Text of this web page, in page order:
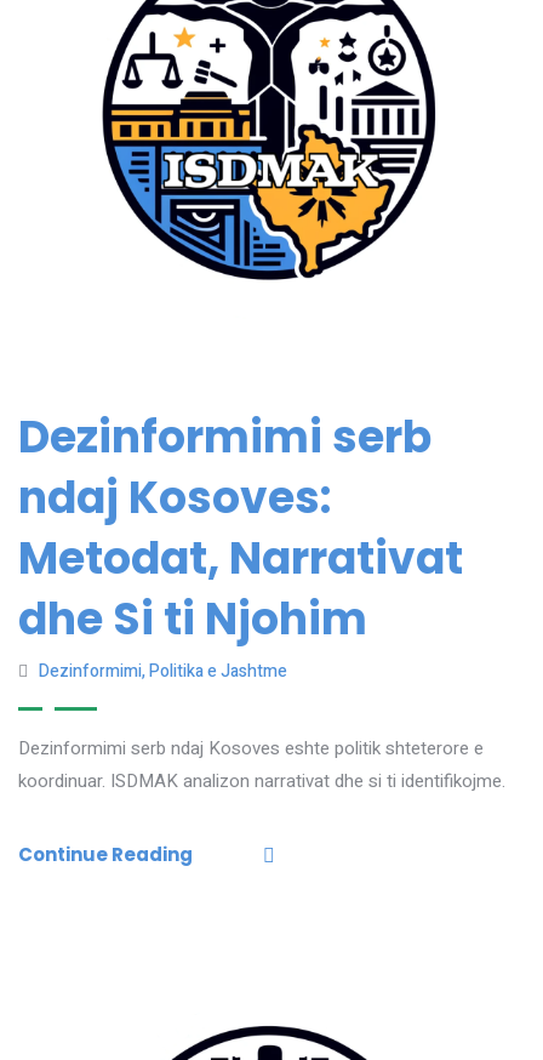
Dezinformimi serb
ndaj Kosoves:
Metodat, Narrativat
dhe Si ti Njohim
Dezinformimi,Politika e Jashtme
Dezinformimi serb ndaj Kosoves eshte politik shteterore e
koordinuar. ISDMAK analizon narrativat dhe si ti identifikojme.
Continue Reading